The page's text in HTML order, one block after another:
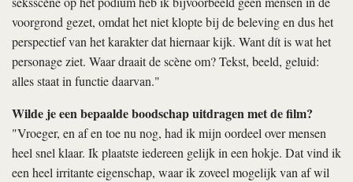
voorgrond gezet, omdat het niet klopte bij de beleving en dus het
perspectief van het karakter dat hiernaar kijk. Want dít is wat het
personage ziet. Waar draait de scène om? Tekst, beeld, geluid:
alles staat in functie daarvan."
Wilde je een bepaalde boodschap uitdragen met de film?
"Vroeger, en af en toe nu nog, had ik mijn oordeel over mensen
heel snel klaar. Ik plaatste iedereen gelijk in een hokje. Dat vind ik
een heel irritante eigenschap, waar ik zoveel mogelijk van af wil